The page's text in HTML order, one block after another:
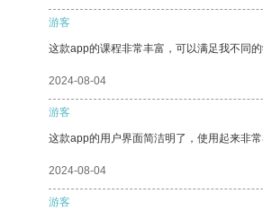
游客
这款app的课程非常丰富，可以满足我不同
2024-08-04
游客
这款app的用户界面简洁明了，使用起来非
2024-08-04
游客